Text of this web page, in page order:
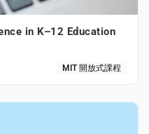
in K–12 Education
MIT 開放式課程